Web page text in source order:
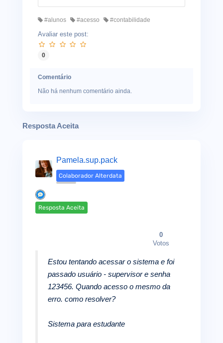
#alunos #acesso #contabilidade
Avaliar este post:
0
Comentário
Não há nenhum comentário ainda.
Resposta Aceita
Pamela.sup.pack
Colaborador Alterdata
Resposta Aceita
0
Votos
Estou tentando acessar o sistema e foi
passado usuário - supervisor e senha
123456. Quando acesso o mesmo da
erro. como resolver?
Sistema para estudante